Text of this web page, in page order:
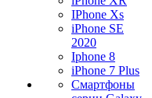
IPhone Xs
iPhone SE
2020
Iphone 8
iPhone 7 Plus
Смартфоны